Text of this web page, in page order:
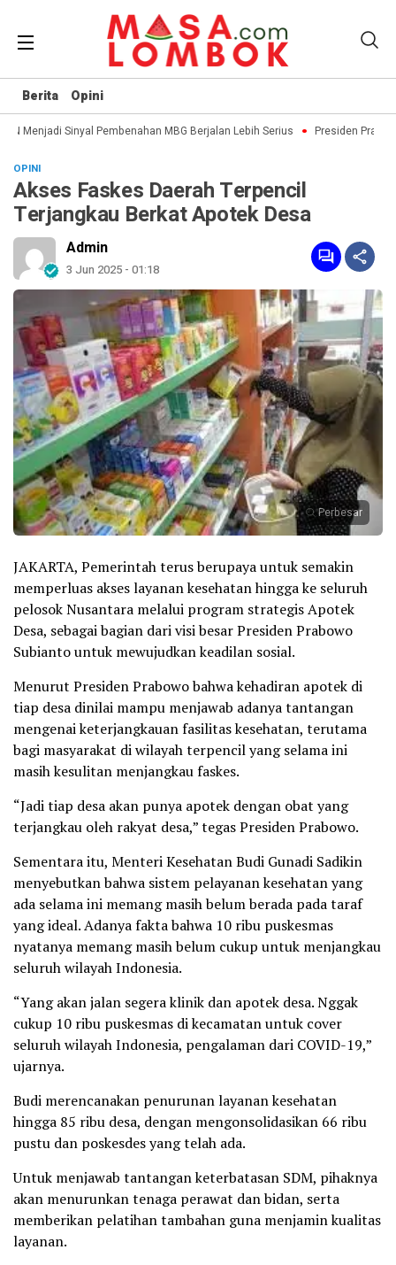
Berita Opini
Menjadi Sinyal Pembenahan MBG Berjalan Lebih Serius Presiden
OPINI
Akses Faskes Daerah Terpencil
Terjangkau Berkat Apotek Desa
Admin
3 Jun 2025 - 01:18
Perbesar
JAKARTA, Pemerintah terus berupaya untuk semakin
memperluas akses layanan kesehatan hingga ke seluruh
pelosok Nusantara melalui program strategis Apotek
Desa, sebagai bagian dari visi besar Presiden Prabowo
Subianto untuk mewujudkan keadilan sosial.
Menurut Presiden Prabowo bahwa kehadiran apotek di
tiap desa dinilai mampu menjawab adanya tantangan
mengenai keterjangkauan fasilitas kesehatan, terutama
bagi masyarakat di wilayah terpencil yang selama ini
masih kesulitan menjangkau faskes.
“Jadi tiap desa akan punya apotek dengan obat yang
terjangkau oleh rakyat desa,” tegas Presiden Prabowo.
Sementara itu, Menteri Kesehatan Budi Gunadi Sadikin
menyebutkan bahwa sistem pelayanan kesehatan yang
ada selama ini memang masih belum berada pada taraf
yang ideal. Adanya fakta bahwa 10 ribu puskesmas
nyatanya memang masih belum cukup untuk menjangkau
seluruh wilayah Indonesia.
“Yang akan jalan segera klinik dan apotek desa. Nggak
cukup 10 ribu puskesmas di kecamatan untuk cover
seluruh wilayah Indonesia, pengalaman dari COVID-19,”
ujarnya.
Budi merencanakan penurunan layanan kesehatan
hingga 85 ribu desa, dengan mengonsolidasikan 66 ribu
pustu dan poskesdes yang telah ada.
Untuk menjawab tantangan keterbatasan SDM, pihaknya
akan menurunkan tenaga perawat dan bidan, serta
memberikan pelatihan tambahan guna menjamin kualitas
layanan.